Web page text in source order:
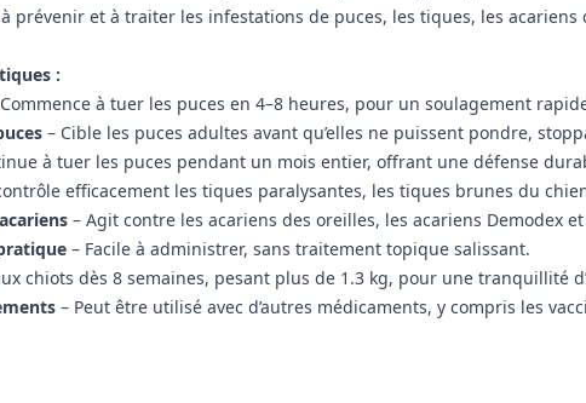
prévenir et à traiter les infestations de puces, les tiques, les
:
à tuer les puces en 4–8 heures, pour un soulagement
– Cible les puces adultes avant qu’elles ne puissent pondre,
à tuer les puces pendant un mois entier, offrant une défense
efficacement les tiques paralysantes, les tiques brunes du
– Agit contre les acariens des oreilles, les acariens Demodex
– Facile à administrer, sans traitement topique salissant.
chiots dès 8 semaines, pesant plus de 1.3 kg, pour une tranquillité
– Peut être utilisé avec d’autres médicaments, y compris les